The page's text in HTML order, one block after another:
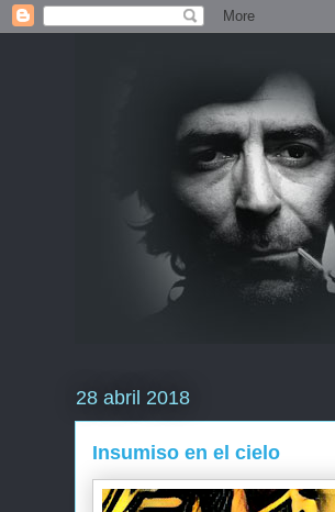
28 abril 2018
Insumiso en el cielo